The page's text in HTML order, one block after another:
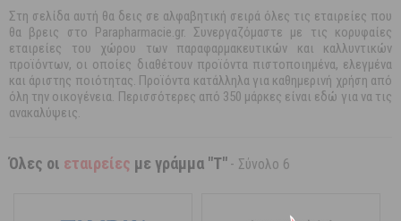
Στη σελίδα αυτή θα δεις σε αλφαβητική σειρά όλες τις εταιρείες που
θα βρεις στο Parapharmacie.gr. Συνεργαζόμαστε με τις κορυφαίες
εταιρείες του χώρου των παραφαρμακευτικών και καλλυντικών
προϊόντων, οι οποίες διαθέτουν προϊόντα πιστοποιημένα, ελεγμένα
και άριστης ποιότητας. Προϊόντα κατάλληλα για καθημερινή χρήση από
όλη την οικογένεια. Περισσότερες από 350 μάρκες είναι εδώ για να τις
ανακαλύψεις.
Όλες οι εταιρείες με γράμμα "T" - Σύνολο 6